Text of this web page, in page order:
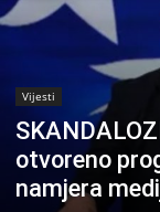
Vijesti
otvoreno
namjera